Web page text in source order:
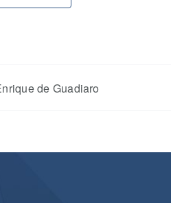
de Guadiaro